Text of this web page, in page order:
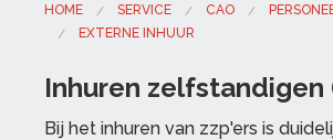
HOME SERVICE CAO
EXTERNE INHUUR
Inhuren zelfstandigen
Bij het inhuren van zzp'ers is